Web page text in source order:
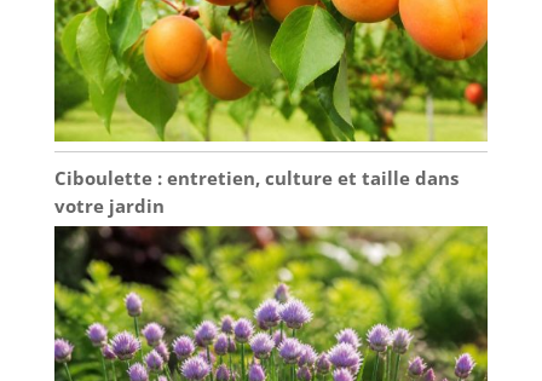
Ciboulette : entretien, culture et taille dans
votre jardin